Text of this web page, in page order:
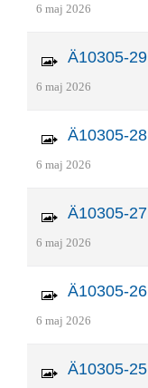
6 maj 2026
Ä10305-29
6 maj 2026
Ä10305-28
6 maj 2026
Ä10305-27
6 maj 2026
Ä10305-26
6 maj 2026
Ä10305-25